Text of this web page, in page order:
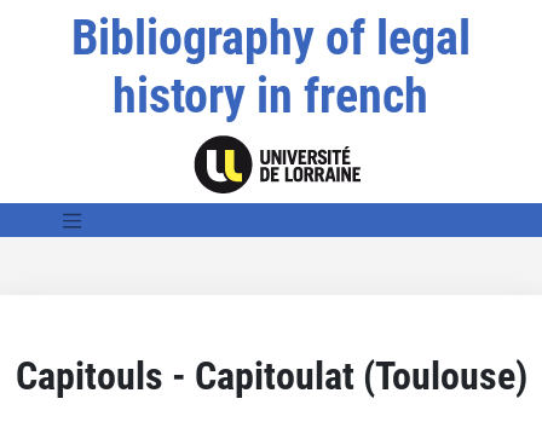
Bibliography of legal
history in french
Capitouls - Capitoulat (Toulouse)